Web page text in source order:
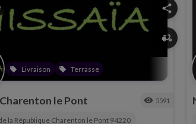
local_offer Livraison local_offer Terrasse
share
delivery_dining
Charenton le Pont visibility 5591
la RépubIique Charenton le Pont 94220